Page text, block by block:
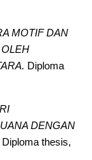
MOTIF DAN
Diploma
DENGAN
Diploma thesis,